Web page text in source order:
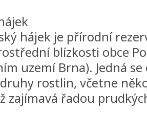
hájek je přírodní
blízkosti obce
uzemí Brna). Jedná
rostlin, včetne
zajímavá řadou